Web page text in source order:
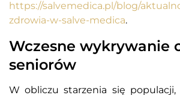
https://salvemedica.pl/blog/
zdrowia-w-salve-medica.
Wczesne wykrywanie
seniorów
W obliczu starzenia się populacji,